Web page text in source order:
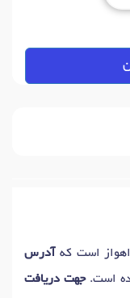
است که آدرس
است.جهت دریافت